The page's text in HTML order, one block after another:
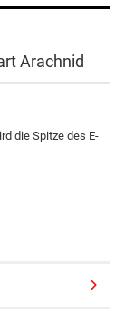
Arachnid
die Spitze des E-